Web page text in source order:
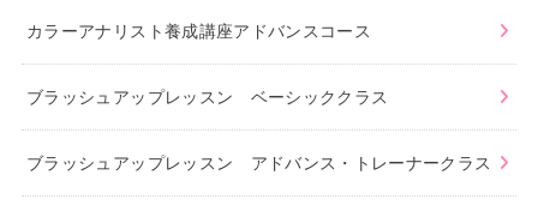
カラーアナリスト養成講座アドバンスコース
ブラッシュアップレッスン ベーシッククラス
ブラッシュアップレッスン アドバンス・トレーナークラス